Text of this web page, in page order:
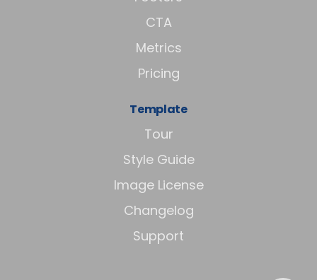
CTA
Metrics
Pricing
Template
Tour
Style Guide
Image License
Changelog
Support